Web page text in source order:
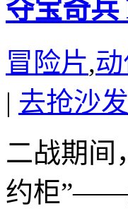
夺宝奇兵
冒险片,
| 去抢沙发
二战期间
约柜”——